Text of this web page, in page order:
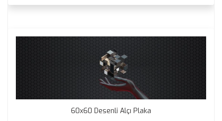
60x60 Desenli Alçı Plaka